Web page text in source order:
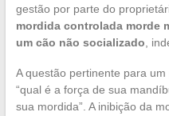
gestão por parte do
mordida controlada morde
um cão não socializado,
A questão pertinente para
“qual é a força de sua
sua mordida”. A inibição da